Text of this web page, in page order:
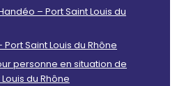
– Port Saint Louis du
Saint Louis du Rhône
personne en situation de
du Rhône